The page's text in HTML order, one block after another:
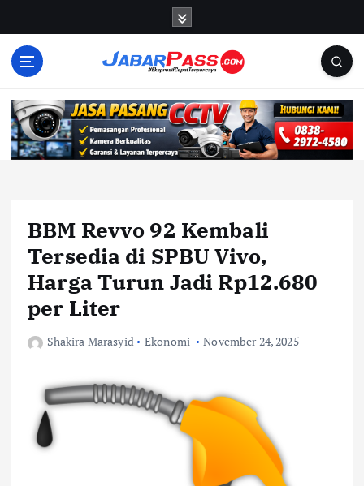
BBM Revvo 92 Kembali
Tersedia di SPBU Vivo,
Harga Turun Jadi Rp12.680
per Liter
Shakira Marasyid Ekonomi November 24, 2025